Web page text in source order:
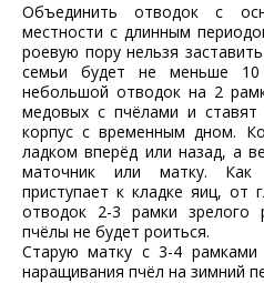
Объединить отводок с
местности с длинным
роевую пору нельзя
семьи будет не меньше
небольшой отводок на 2
медовых с пчёлами и
корпус с временным дном.
ладком вперёд или назад, а
маточник или матку.
приступает к кладке яиц, от
отводок 2-3 рамки зрелого
пчёлы не будет роиться.
Старую матку с 3-4
наращивания пчёл на зимний